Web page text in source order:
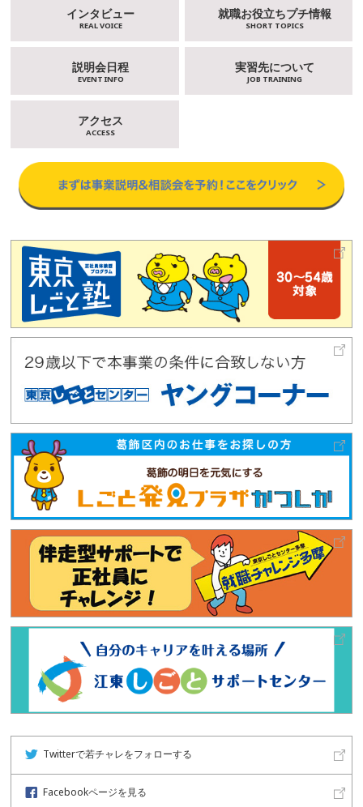
インタビュー
REAL VOICE
就職お役立ちプチ情報
SHORT TOPICS
説明会日程
EVENT INFO
実習先について
JOB TRAINING
アクセス
ACCESS
Twitterで若チャレをフォローする
Facebookページを見る